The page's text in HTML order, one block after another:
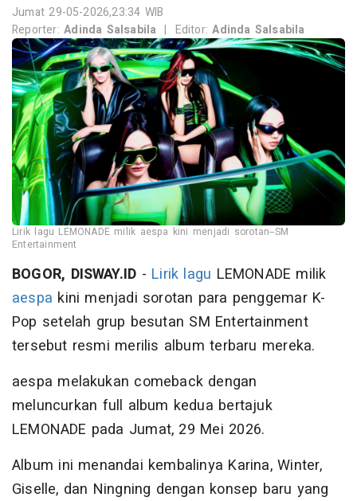
Jumat 29-05-2026,23:34 WIB
Reporter:Adinda Salsabila | Editor:Adinda Salsabila
Lirik lagu LEMONADE milik aespa kini menjadi sorotan--SM
Entertainment
BOGOR, DISWAY.ID - Lirik lagu LEMONADE milik
aespa kini menjadi sorotan para penggemar K-
Pop setelah grup besutan SM Entertainment
tersebut resmi merilis album terbaru mereka.
aespa melakukan comeback dengan
meluncurkan full album kedua bertajuk
LEMONADE pada Jumat, 29 Mei 2026.
Album ini menandai kembalinya Karina, Winter,
Giselle, dan Ningning dengan konsep baru yang